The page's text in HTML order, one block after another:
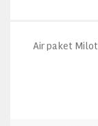
Air paket